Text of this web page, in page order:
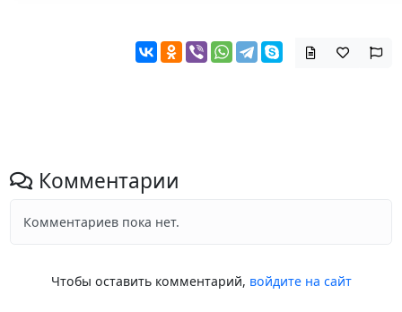
Комментарии
Комментариев пока нет.
Чтобы оставить комментарий, войдите на сайт